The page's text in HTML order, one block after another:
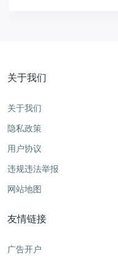
关于我们
关于我们
隐私政策
用户协议
违规违法举报
网站地图
友情链接
广告开户